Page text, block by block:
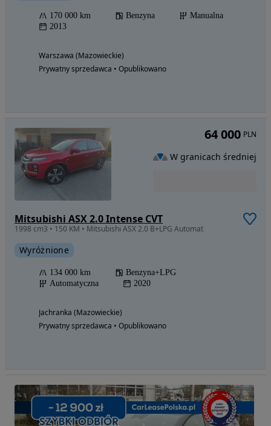
170 000 km Benzyna
Manualna
2013
Warszawa (Mazowieckie)
Prywatny sprzedawca • Opublikowano
Mitsubishi ASX 2.0 Intense CVT
1998 cm3 • 150 KM • Mitsubishi ASX 2.0 B+LPG Automat
Wyróżnione
134 000 km
Benzyna+LPG
Automatyczna
2020
Jachranka (Mazowieckie)
Prywatny sprzedawca • Opublikowano
64 000 PLN
W granicach średniej